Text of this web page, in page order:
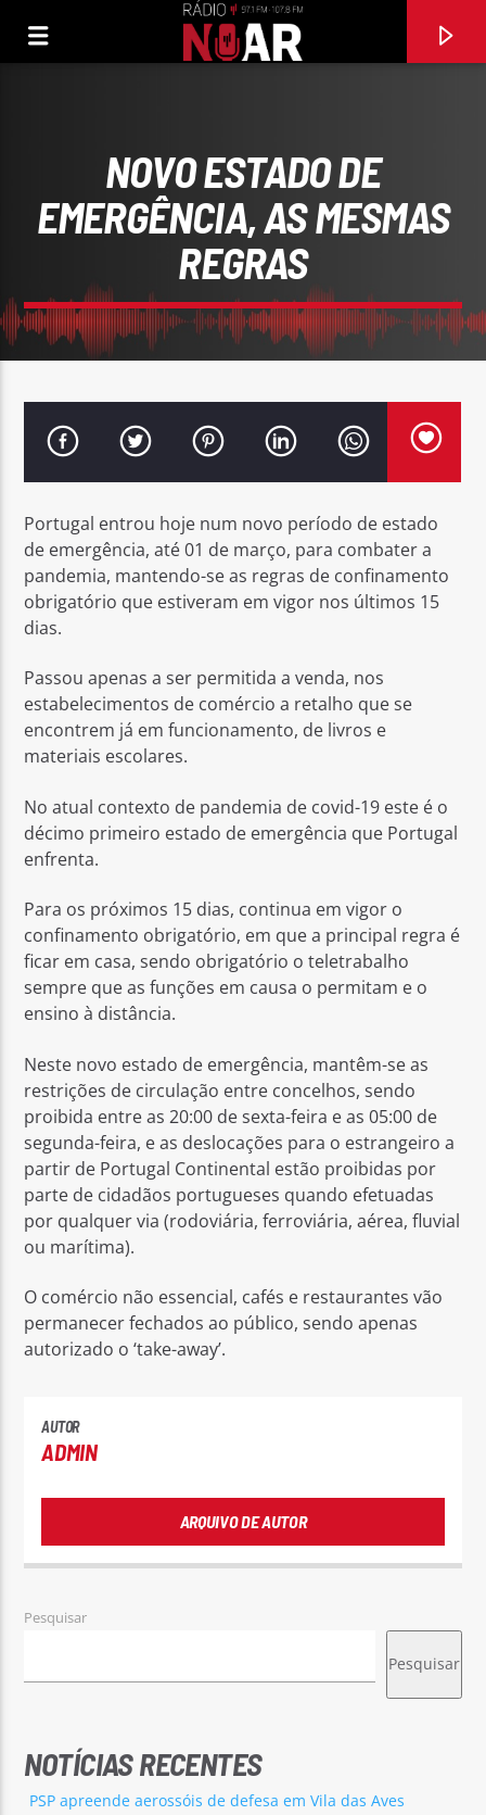
97.1FM E 107.8 FM
Rádio No ar
NOVO ESTADO DE
EMERGÊNCIA, AS MESMAS
REGRAS
Portugal entrou hoje num novo período de estado
de emergência, até 01 de março, para combater a
pandemia, mantendo-se as regras de confinamento
obrigatório que estiveram em vigor nos últimos 15
dias.
Passou apenas a ser permitida a venda, nos
estabelecimentos de comércio a retalho que se
encontrem já em funcionamento, de livros e
materiais escolares.
No atual contexto de pandemia de covid-19 este é o
décimo primeiro estado de emergência que Portugal
enfrenta.
Para os próximos 15 dias, continua em vigor o
confinamento obrigatório, em que a principal regra é
ficar em casa, sendo obrigatório o teletrabalho
sempre que as funções em causa o permitam e o
ensino à distância.
Neste novo estado de emergência, mantêm-se as
restrições de circulação entre concelhos, sendo
proibida entre as 20:00 de sexta-feira e as 05:00 de
segunda-feira, e as deslocações para o estrangeiro a
partir de Portugal Continental estão proibidas por
parte de cidadãos portugueses quando efetuadas
por qualquer via (rodoviária, ferroviária, aérea, fluvial
ou marítima).
O comércio não essencial, cafés e restaurantes vão
permanecer fechados ao público, sendo apenas
autorizado o ‘take-away’.
AUTOR
ADMIN
ARQUIVO DE AUTOR
Pesquisar
Pesquisar
NOTÍCIAS RECENTES
PSP apreende aerossóis de defesa em Vila das Aves